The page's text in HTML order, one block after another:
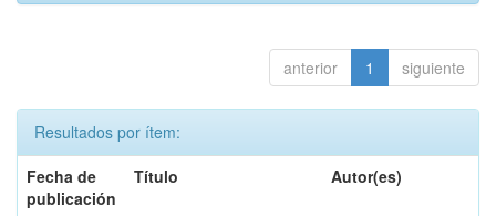
anterior 1 siguiente
Resultados por ítem:
Fecha de
publicación
Título Autor(es)